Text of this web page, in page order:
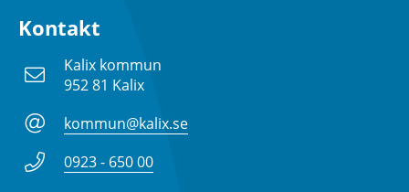
Kontakt
Kalix kommun
952 81 Kalix
kommun@kalix.se
0923 - 650 00